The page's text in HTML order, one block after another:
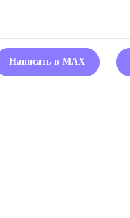
Написать в MAX